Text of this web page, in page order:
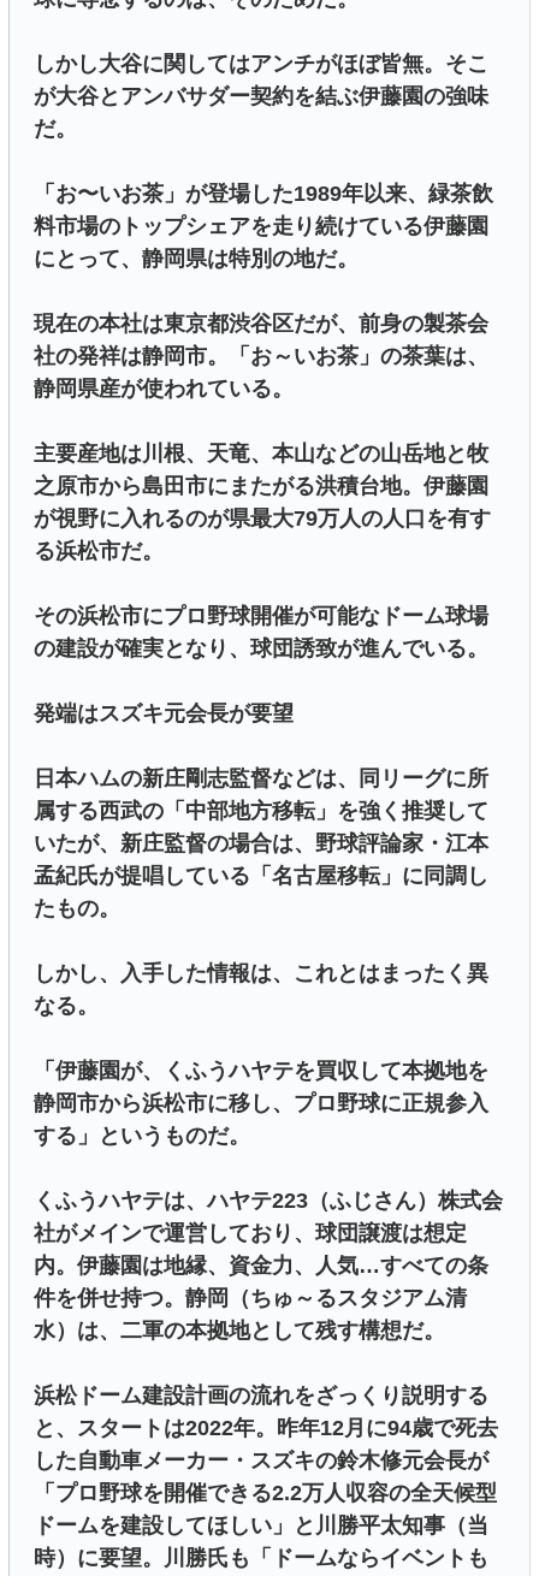
しかし大谷に関してはアンチがほぼ皆無。そこ
が大谷とアンバサダー契約を結ぶ伊藤園の強味
だ。
「お〜いお茶」が登場した1989年以来、緑茶飲
料市場のトップシェアを走り続けている伊藤園
にとって、静岡県は特別の地だ。
現在の本社は東京都渋谷区だが、前身の製茶会
社の発祥は静岡市。「お～いお茶」の茶葉は、
静岡県産が使われている。
主要産地は川根、天竜、本山などの山岳地と牧
之原市から島田市にまたがる洪積台地。伊藤園
が視野に入れるのが県最大79万人の人口を有す
る浜松市だ。
その浜松市にプロ野球開催が可能なドーム球場
の建設が確実となり、球団誘致が進んでいる。
発端はスズキ元会長が要望
日本ハムの新庄剛志監督などは、同リーグに所
属する西武の「中部地方移転」を強く推奨して
いたが、新庄監督の場合は、野球評論家・江本
孟紀氏が提唱している「名古屋移転」に同調し
たもの。
しかし、入手した情報は、これとはまったく異
なる。
「伊藤園が、くふうハヤテを買収して本拠地を
静岡市から浜松市に移し、プロ野球に正規参入
する」というものだ。
くふうハヤテは、ハヤテ223（ふじさん）株式会
社がメインで運営しており、球団譲渡は想定
内。伊藤園は地縁、資金力、人気…すべての条
件を併せ持つ。静岡（ちゅ～るスタジアム清
水）は、二軍の本拠地として残す構想だ。
浜松ドーム建設計画の流れをざっくり説明する
と、スタートは2022年。昨年12月に94歳で死去
した自動車メーカー・スズキの鈴木修元会長が
「プロ野球を開催できる2.2万人収容の全天候型
ドームを建設してほしい」と川勝平太知事（当
時）に要望。川勝氏も「ドームならイベントも